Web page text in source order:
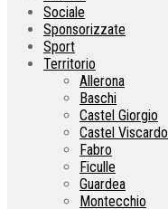
Sociale
Sponsorizzate
Sport
Territorio
Allerona
Baschi
Castel Giorgio
Castel Viscardo
Fabro
Ficulle
Guardea
Montecchio